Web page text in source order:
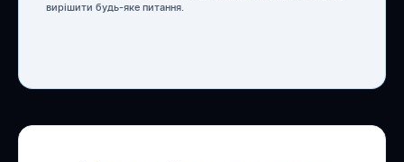
вирішити будь-яке питання.